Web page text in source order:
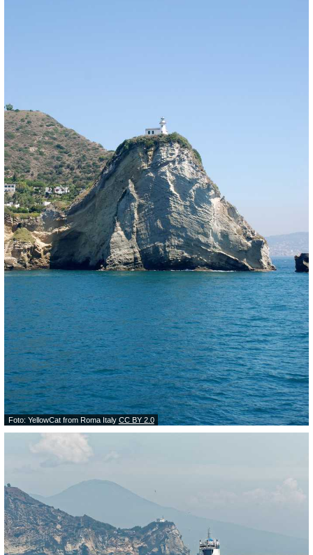
Foto: YellowCat from Roma Italy CC BY 2.0